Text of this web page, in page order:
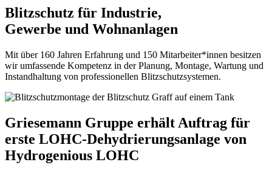
Blitzschutz für Industrie,
Gewerbe und Wohnanlagen
Mit über 160 Jahren Erfahrung und 150 Mitarbeiter*innen besitzen
wir umfassende Kompetenz in der Planung, Montage, Wartung und
Instandhaltung von professionellen Blitzschutzsystemen.
Griesemann Gruppe erhält Auftrag für
erste LOHC-Dehydrierungsanlage von
Hydrogenious LOHC